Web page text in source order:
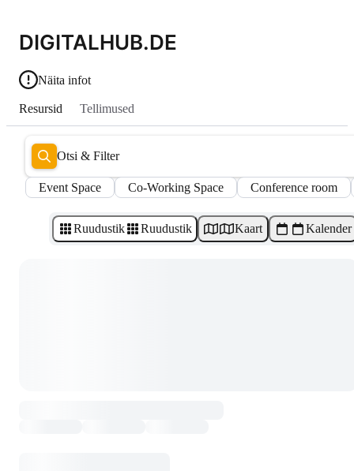
DIGITALHUB.DE
Näita infot
Resursid Tellimused
Otsi & Filter
Event Space Co-Working Space Conference room
Ruudustik Ruudustik Kaart Kalender